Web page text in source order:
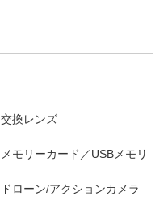
交換レンズ
メモリーカード／USBメモリ
ドローン/アクションカメラ